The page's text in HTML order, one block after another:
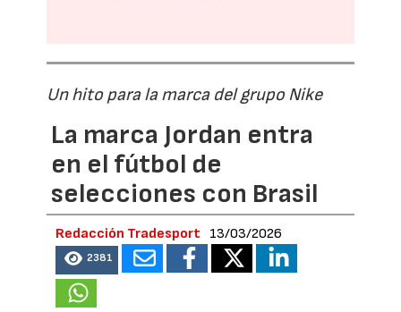
Un hito para la marca del grupo Nike
La marca Jordan entra
en el fútbol de
selecciones con Brasil
Redacción Tradesport 13/03/2026
2381